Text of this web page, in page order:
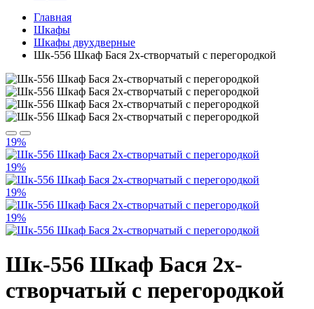
Главная
Шкафы
Шкафы двухдверные
Шк-556 Шкаф Бася 2х-створчатый с перегородкой
19%
19%
19%
19%
Шк-556 Шкаф Бася 2х-
створчатый с перегородкой